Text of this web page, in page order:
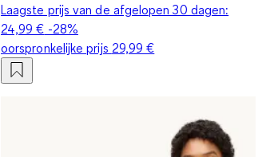
Laagste prijs van de afgelopen 30 dagen:
24,99 € -28%
oorspronkelijke prijs 29,99 €